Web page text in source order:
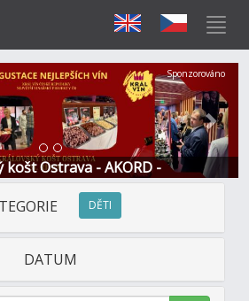
košt Ostrava - AKORD -
Další
Sponzorováno
DĚTI
DATUM